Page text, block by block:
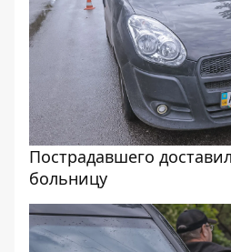
Пострадавшего
больницу